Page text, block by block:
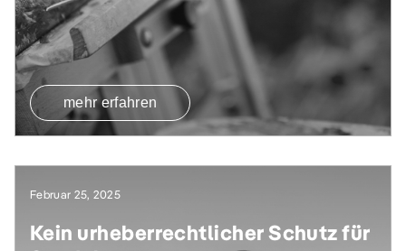
mehr erfahren
Februar 25, 2025
Kein urheberrechtlicher Schutz für